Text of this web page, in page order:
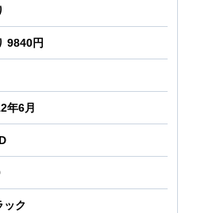
9840円
年6月
ック